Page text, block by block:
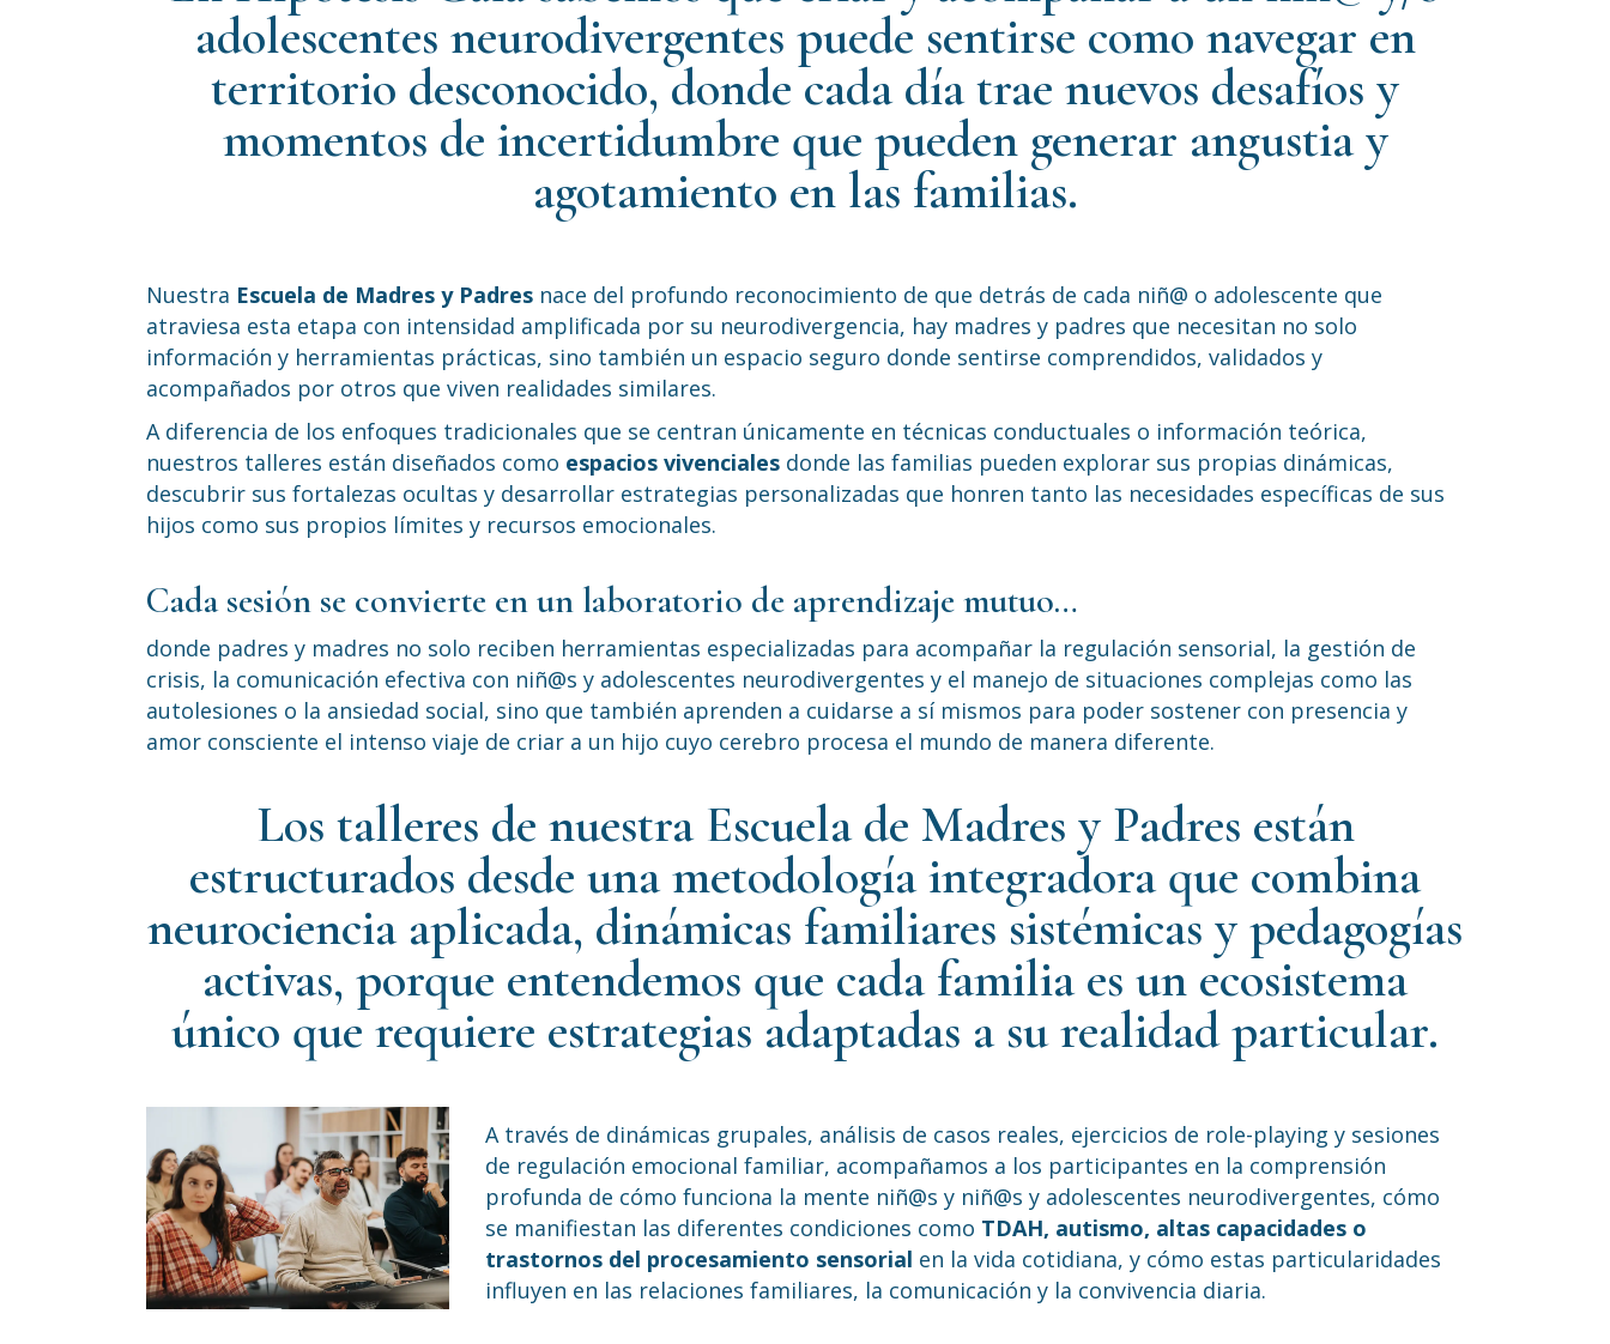
adolescentes neurodivergentes puede sentirse como navegar en
territorio desconocido, donde cada día trae nuevos desafíos y
momentos de incertidumbre que pueden generar angustia y
agotamiento en las familias.
Nuestra Escuela de Madres y Padres nace del profundo reconocimiento de que detrás de cada niñ@ o adolescente que
atraviesa esta etapa con intensidad amplificada por su neurodivergencia, hay madres y padres que necesitan no solo
información y herramientas prácticas, sino también un espacio seguro donde sentirse comprendidos, validados y
acompañados por otros que viven realidades similares.
A diferencia de los enfoques tradicionales que se centran únicamente en técnicas conductuales o información teórica,
nuestros talleres están diseñados como espacios vivenciales donde las familias pueden explorar sus propias dinámicas,
descubrir sus fortalezas ocultas y desarrollar estrategias personalizadas que honren tanto las necesidades específicas de sus
hijos como sus propios límites y recursos emocionales.
Cada sesión se convierte en un laboratorio de aprendizaje mutuo…
donde padres y madres no solo reciben herramientas especializadas para acompañar la regulación sensorial, la gestión de
crisis, la comunicación efectiva con niñ@s y adolescentes neurodivergentes y el manejo de situaciones complejas como las
autolesiones o la ansiedad social, sino que también aprenden a cuidarse a sí mismos para poder sostener con presencia y
amor consciente el intenso viaje de criar a un hijo cuyo cerebro procesa el mundo de manera diferente.
Los talleres de nuestra Escuela de Madres y Padres están
estructurados desde una metodología integradora que combina
neurociencia aplicada, dinámicas familiares sistémicas y pedagogías
activas, porque entendemos que cada familia es un ecosistema
único que requiere estrategias adaptadas a su realidad particular.
A través de dinámicas grupales, análisis de casos reales, ejercicios de role-playing y sesiones
de regulación emocional familiar, acompañamos a los participantes en la comprensión
profunda de cómo funciona la mente niñ@s y niñ@s y adolescentes neurodivergentes, cómo
se manifiestan las diferentes condiciones como TDAH, autismo, altas capacidades o
trastornos del procesamiento sensorial en la vida cotidiana, y cómo estas particularidades
influyen en las relaciones familiares, la comunicación y la convivencia diaria.